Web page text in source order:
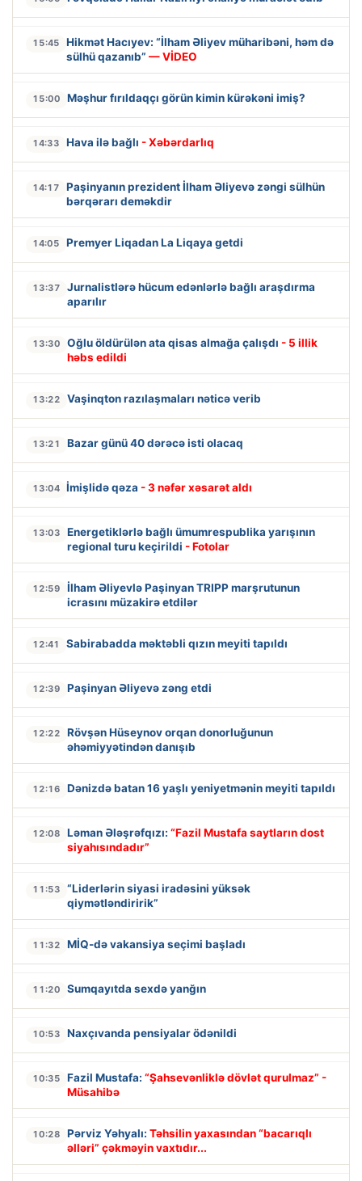
15:45
Hikmət Hacıyev: “İlham Əliyev müharibəni, həm də
sülhü qazanıb” — VİDEO
15:00 Məşhur fırıldaqçı görün kimin kürəkəni imiş?
14:33 Hava ilə bağlı - Xəbərdarlıq
14:17
Paşinyanın prezident İlham Əliyevə zəngi sülhün
bərqərarı deməkdir
14:05 Premyer Liqadan La Liqaya getdi
13:37
Jurnalistlərə hücum edənlərlə bağlı araşdırma
aparılır
13:30 Oğlu öldürülən ata qisas almağa çalışdı - 5 illik
həbs edildi
13:22 Vaşinqton razılaşmaları nəticə verib
13:21 Bazar günü 40 dərəcə isti olacaq
13:04 İmişlidə qəza - 3 nəfər xəsarət aldı
13:03
Energetiklərlə bağlı ümumrespublika yarışının
regional turu keçirildi - Fotolar
12:59
İlham Əliyevlə Paşinyan TRIPP marşrutunun
icrasını müzakirə etdilər
12:41 Sabirabadda məktəbli qızın meyiti tapıldı
12:39 Paşinyan Əliyevə zəng etdi
12:22
Rövşən Hüseynov orqan donorluğunun
əhəmiyyətindən danışıb
12:16 Dənizdə batan 16 yaşlı yeniyetmənin meyiti tapıldı
12:08 Ləman Ələşrəfqızı: “Fazil Mustafa saytların dost
siyahısındadır”
11:53
“Liderlərin siyasi iradəsini yüksək
qiymətləndiririk”
11:32 MİQ-də vakansiya seçimi başladı
11:20 Sumqayıtda sexdə yanğın
10:53 Naxçıvanda pensiyalar ödənildi
10:35 Fazil Mustafa: “Şahsevənliklə dövlət qurulmaz” -
Müsahibə
10:28 Pərviz Yəhyalı: Təhsilin yaxasından “bacarıqlı
əlləri” çəkməyin vaxtıdır...